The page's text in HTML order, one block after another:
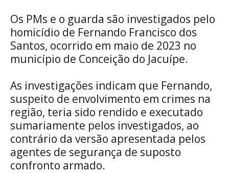
Os PMs e o guarda são investigados pelo
homicídio de Fernando Francisco dos
Santos, ocorrido em maio de 2023 no
município de Conceição do Jacuípe.
As investigações indicam que Fernando,
suspeito de envolvimento em crimes na
região, teria sido rendido e executado
sumariamente pelos investigados, ao
contrário da versão apresentada pelos
agentes de segurança de suposto
confronto armado.